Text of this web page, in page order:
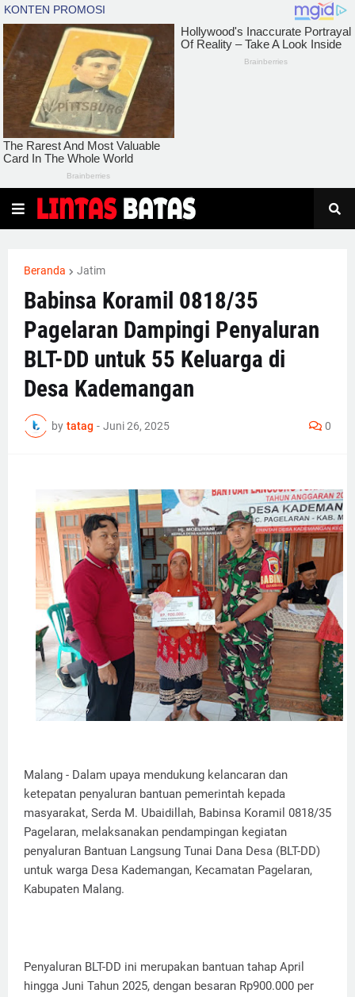
Beranda Jatim
Babinsa Koramil 0818/35
Pagelaran Dampingi Penyaluran
BLT-DD untuk 55 Keluarga di
Desa Kademangan
by tatag - Juni 26, 2025 0
Malang - Dalam upaya mendukung kelancaran dan
ketepatan penyaluran bantuan pemerintah kepada
masyarakat, Serda M. Ubaidillah, Babinsa Koramil 0818/35
Pagelaran, melaksanakan pendampingan kegiatan
penyaluran Bantuan Langsung Tunai Dana Desa (BLT-DD)
untuk warga Desa Kademangan, Kecamatan Pagelaran,
Kabupaten Malang.
Penyaluran BLT-DD ini merupakan bantuan tahap April
hingga Juni Tahun 2025, dengan besaran Rp900.000 per